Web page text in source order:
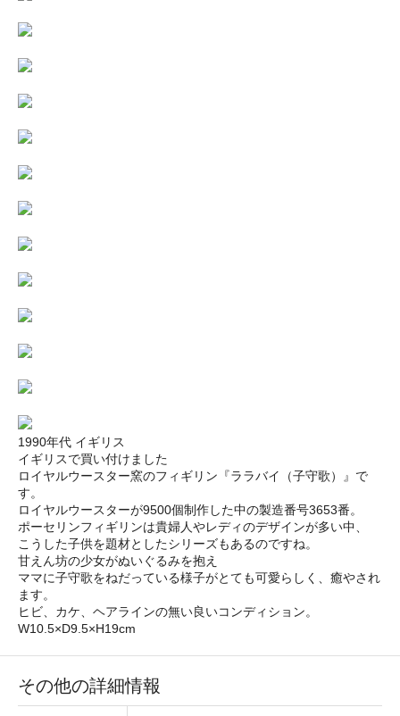
1990年代 イギリス
イギリスで買い付けました
ロイヤルウースター窯のフィギリン『ララバイ（子守歌）』で
す。
ロイヤルウースターが9500個制作した中の製造番号3653番。
ポーセリンフィギリンは貴婦人やレディのデザインが多い中、
こうした子供を題材としたシリーズもあるのですね。
甘えん坊の少女がぬいぐるみを抱え
ママに子守歌をねだっている様子がとても可愛らしく、癒やされ
ます。
ヒビ、カケ、ヘアラインの無い良いコンディション。
W10.5×D9.5×H19cm
その他の詳細情報